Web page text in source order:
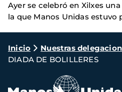
Ayer se celebró en Xilxes
la que Manos Unidas estuvo
Ruta
de
navegación
Inicio Nuestras
DIADA DE BOLILLERES